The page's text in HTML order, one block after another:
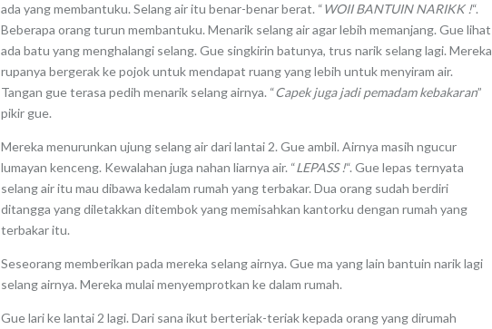
ada yang membantuku. Selang air itu benar-benar berat. “WOII BANTUIN NARIKK !“.
Beberapa orang turun membantuku. Menarik selang air agar lebih memanjang. Gue lihat
ada batu yang menghalangi selang. Gue singkirin batunya, trus narik selang lagi. Mereka
rupanya bergerak ke pojok untuk mendapat ruang yang lebih untuk menyiram air.
Tangan gue terasa pedih menarik selang airnya. “Capek juga jadi pemadam kebakaran”
pikir gue.
Mereka menurunkan ujung selang air dari lantai 2. Gue ambil. Airnya masih ngucur
lumayan kenceng. Kewalahan juga nahan liarnya air. “LEPASS !“. Gue lepas ternyata
selang air itu mau dibawa kedalam rumah yang terbakar. Dua orang sudah berdiri
ditangga yang diletakkan ditembok yang memisahkan kantorku dengan rumah yang
terbakar itu.
Seseorang memberikan pada mereka selang airnya. Gue ma yang lain bantuin narik lagi
selang airnya. Mereka mulai menyemprotkan ke dalam rumah.
Gue lari ke lantai 2 lagi. Dari sana ikut berteriak-teriak kepada orang yang dirumah